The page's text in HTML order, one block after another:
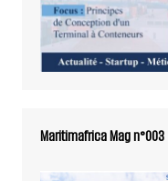
Maritimafrica Mag n°003